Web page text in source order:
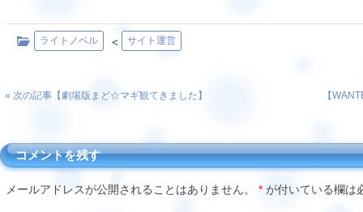
ライトノベル < サイト運営
« 次の記事【劇場版まど☆マギ観てきました 】 【
コメントを残す
メールアドレスが公開されることはありません。 * が付いている欄は